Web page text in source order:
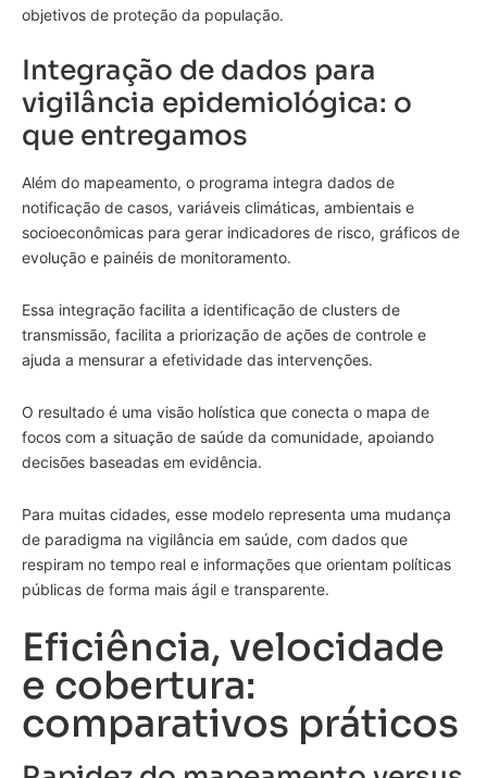
objetivos de proteção da população.
Integração de dados para
vigilância epidemiológica: o
que entregamos
Além do mapeamento, o programa integra dados de
notificação de casos, variáveis climáticas, ambientais e
socioeconômicas para gerar indicadores de risco, gráficos de
evolução e painéis de monitoramento.
Essa integração facilita a identificação de clusters de
transmissão, facilita a priorização de ações de controle e
ajuda a mensurar a efetividade das intervenções.
O resultado é uma visão holística que conecta o mapa de
focos com a situação de saúde da comunidade, apoiando
decisões baseadas em evidência.
Para muitas cidades, esse modelo representa uma mudança
de paradigma na vigilância em saúde, com dados que
respiram no tempo real e informações que orientam políticas
públicas de forma mais ágil e transparente.
Eficiência, velocidade
e cobertura:
comparativos práticos